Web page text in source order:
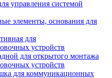
управления системой
элементы, основания для
для
устройств
для открытого монтажа
устройств
для коммуникационных